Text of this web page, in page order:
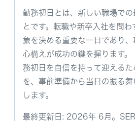
勤務初日とは、新しい職場での
とです。転職や新卒入社を問わ
象を決める重要な一日であり
心構えが成功の鍵を握ります
務初日を自信を持って迎える
を、事前準備から当日の振る
します。
最終更新日: 2026年 6月。